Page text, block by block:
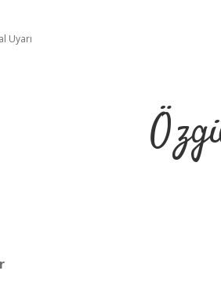
Uyarı